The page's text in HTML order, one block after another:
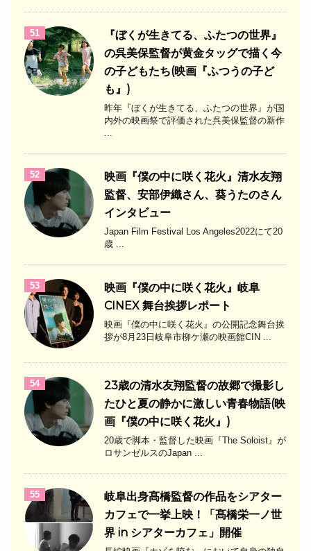
51
『ぼくが生きてる、ふたつの世界』
の呉美保監督が黄金タッグで描く今
の子どもたち(映画『ふつうの子ど
も』)
昨年『ぼくが生きてる、ふたつの世界』が国
内外の映画祭で評価された呉美保監督の新作
52
映画『僕の中に咲く花火』清水友翔
監督、安部伊織さん、葵うたのさん
インタビュー
Japan Film Festival Los Angeles2022にて20
歳 ...
53
映画『僕の中に咲く花火』岐阜
CINEX 舞台挨拶レポート
映画『僕の中に咲く花火』の公開記念舞台挨
拶が8月23日岐阜市柳ケ瀬の映画館CIN ...
54
23歳の清水友翔監督の故郷で撮影し
たひと夏の静かに激しい青春物語(映
画『僕の中に咲く花火』)
20歳で脚本・監督した映画『The Soloist』が
ロサンゼルスのJapan ...
55
岐阜出身髙橋監督の作品をシアター
カフェで一挙上映！「髙橋栄一ノ世
界 in シアターカフェ」開催